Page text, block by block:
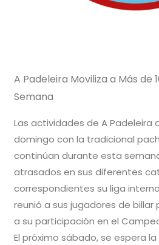
A Padeleira Moviliza a Más de
Semana
Las actividades de A Padeleira
domingo con la tradicional
continúan durante esta
atrasados en sus diferentes
correspondientes su liga
reunió a sus jugadores de
a su participación en el
El próximo sábado, se espera